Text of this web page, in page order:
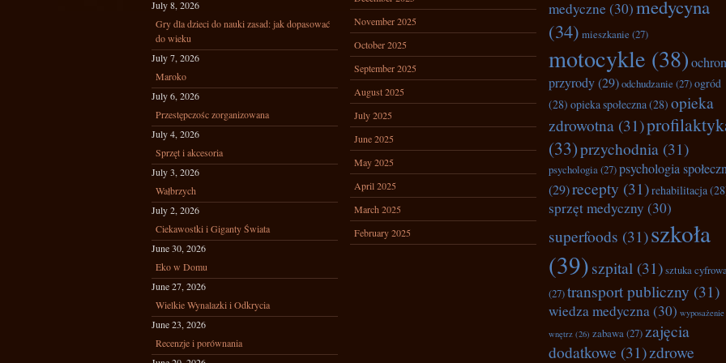
July 8, 2026
Gry dla dzieci do nauki zasad: jak dopasować
do wieku
July 7, 2026
Maroko
July 6, 2026
Przestępczośc zorganizowana
July 4, 2026
Sprzęt i akcesoria
July 3, 2026
Wałbrzych
July 2, 2026
Ciekawostki i Giganty Świata
June 30, 2026
Eko w Domu
June 27, 2026
Wielkie Wynalazki i Odkrycia
June 23, 2026
Recenzje i porównania
November 2025
October 2025
September 2025
August 2025
July 2025
June 2025
May 2025
April 2025
March 2025
February 2025
medyczne (30)medycyna
(34) mieszkanie (27)
motocykle (38)
przyrody(29)odchudzanie (27)ogród
(28) opieka społeczna(28) opieka
zdrowotna (31)
(33)przychodnia (31)
psychologia(27)psychologia
(29)recepty (31)rehabilitacja
sprzęt medyczny (30)
superfoods (31)szkoła
(39)szpital (31)sztuka
(27)transport publiczny (31)
wiedza medyczna(30) wyposażenie
wnętrz (26) zabawa(27) zajęcia
dodatkowe (31)zdrowe